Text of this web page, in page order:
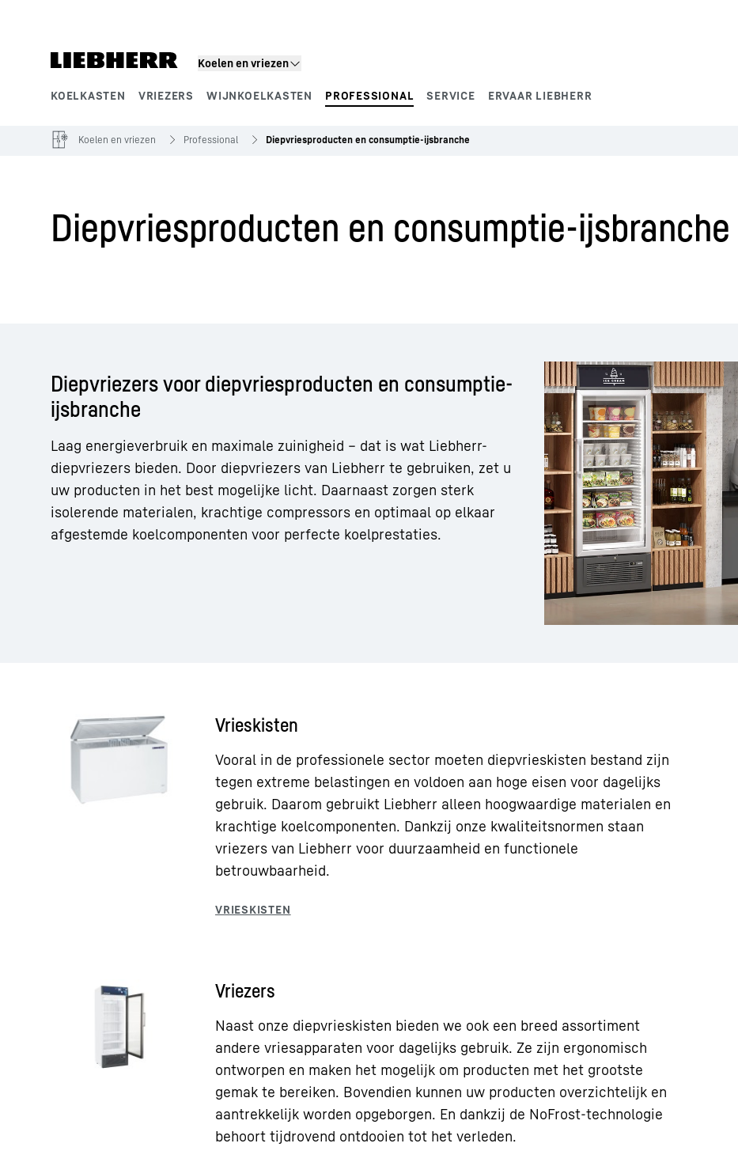
Koelen en vriezen
KOELKASTEN VRIEZERS WIJNKOELKASTEN PROFESSIONAL SERVICE ERVAAR LIEBHERR
Koelen en vriezen Professional Diepvriesproducten en consumptie-ijsbranche
Diepvriesproducten en consumptie-ijsbranche
Diepvriezers voor diepvriesproducten en consumptie-
ijsbranche
Laag energieverbruik en maximale zuinigheid – dat is wat Liebherr-
diepvriezers bieden. Door diepvriezers van Liebherr te gebruiken, zet u
uw producten in het best mogelijke licht. Daarnaast zorgen sterk
isolerende materialen, krachtige compressors en optimaal op elkaar
afgestemde koelcomponenten voor perfecte koelprestaties.
Vrieskisten
Vooral in de professionele sector moeten diepvrieskisten bestand zijn
tegen extreme belastingen en voldoen aan hoge eisen voor dagelijks
gebruik. Daarom gebruikt Liebherr alleen hoogwaardige materialen en
krachtige koelcomponenten. Dankzij onze kwaliteitsnormen staan
vriezers van Liebherr voor duurzaamheid en functionele
betrouwbaarheid.
Vriezers
Naast onze diepvrieskisten bieden we ook een breed assortiment
andere vriesapparaten voor dagelijks gebruik. Ze zijn ergonomisch
ontworpen en maken het mogelijk om producten met het grootste
gemak te bereiken. Bovendien kunnen uw producten overzichtelijk en
aantrekkelijk worden opgeborgen. En dankzij de NoFrost-technologie
behoort tijdrovend ontdooien tot het verleden.